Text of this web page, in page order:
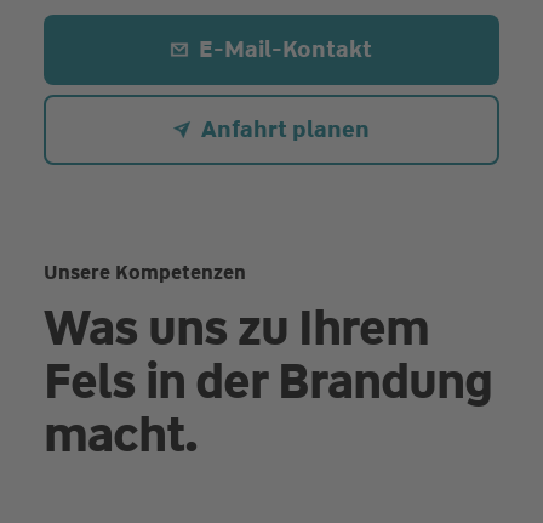
E-Mail-Kontakt
Anfahrt planen
Unsere Kompetenzen
Was uns zu Ihrem
Fels in der Brandung
macht.